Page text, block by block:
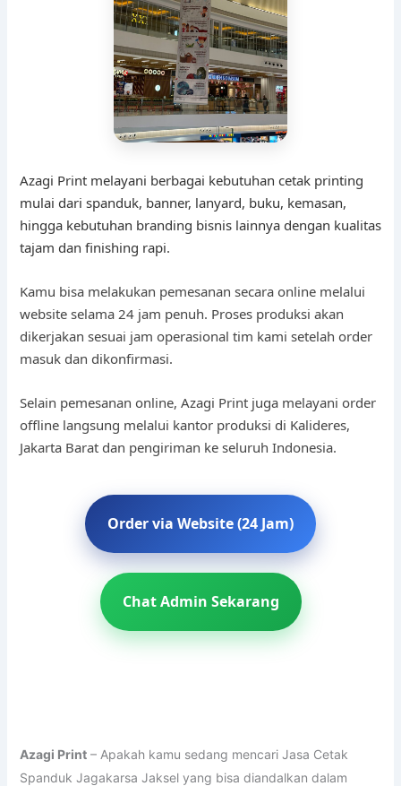
Azagi Print melayani berbagai kebutuhan cetak printing
mulai dari spanduk, banner, lanyard, buku, kemasan,
hingga kebutuhan branding bisnis lainnya dengan kualitas
tajam dan finishing rapi.
Kamu bisa melakukan pemesanan secara online melalui
website selama 24 jam penuh. Proses produksi akan
dikerjakan sesuai jam operasional tim kami setelah order
masuk dan dikonfirmasi.
Selain pemesanan online, Azagi Print juga melayani order
offline langsung melalui kantor produksi di Kalideres,
Jakarta Barat dan pengiriman ke seluruh Indonesia.
Order via Website (24 Jam)
Chat Admin Sekarang
Azagi Print– Apakah kamu sedang mencari Jasa Cetak
Spanduk Jagakarsa Jaksel yang bisa diandalkan dalam